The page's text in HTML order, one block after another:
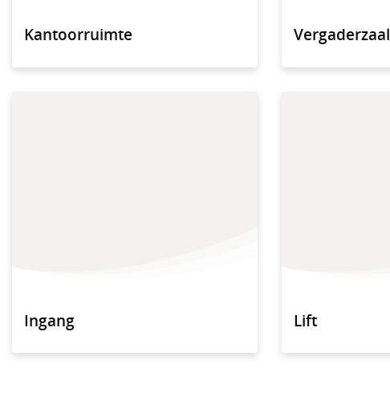
Kantoorruimte Vergaderzaal
Ingang Lift